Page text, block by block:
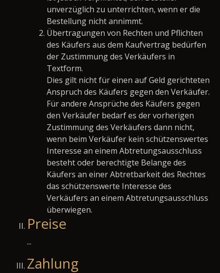
unverzüglich zu unterrichten, wenn er die
Bestellung nicht annimmt.
Übertragungen von Rechten und Pflichten
des Käufers aus dem Kaufvertrag bedürfen
der Zustimmung des Verkäufers in
Textform.
Dies gilt nicht für einen auf Geld gerichteten
Anspruch des Käufers gegen den Verkäufer.
Für andere Ansprüche des Käufers gegen
den Verkäufer bedarf es der vorherigen
Zustimmung des Verkäufers dann nicht,
wenn beim Verkäufer kein schützenswertes
Interesse an einem Abtretungsausschluss
besteht oder berechtigte Belange des
Käufers an einer Abtretbarkeit des Rechtes
das schützenswerte Interesse des
Verkäufers an einem Abtretungsausschluss
überwiegen.
Preise
...
Zahlung